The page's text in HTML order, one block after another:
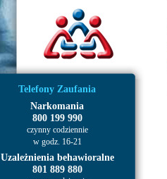
Telefony Zaufania
Narkomania
800 199 990
czynny codziennie
w godz. 16-21
Uzależnienia behawioralne
801 889 880